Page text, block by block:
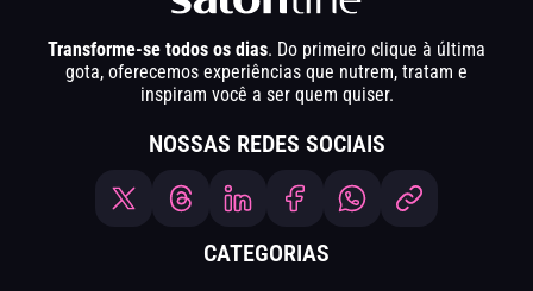
Transforme-se todos os dias. Do primeiro clique à última
gota, oferecemos experiências que nutrem, tratam e
inspiram você a ser quem quiser.
NOSSAS REDES SOCIAIS
CATEGORIAS